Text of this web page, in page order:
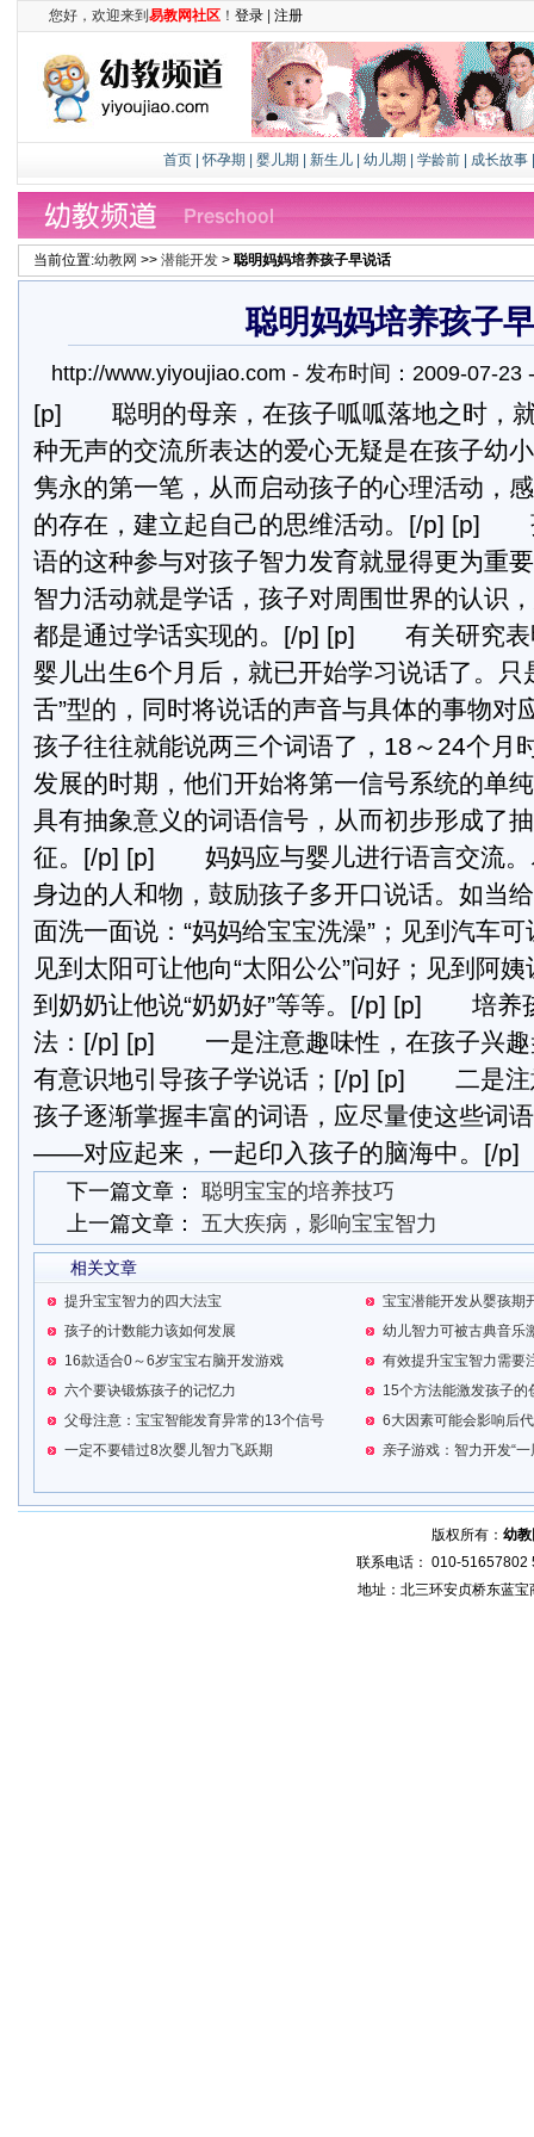
您好，欢迎来到 易教网社区 ！ 登录 注册
首页 |怀孕期 婴儿期 新生儿 幼儿期 学龄前 成长故事
当前位置:幼教网 >> 潜能开发 > 聪明妈妈培养孩子早说话
聪明妈妈培养孩子
http://www.yiyoujiao.com - 发布时间：2009-07-
[p] 聪明的母亲，在孩子呱呱落地之时，
种无声的交流所表达的爱心无疑是在孩子幼
隽永的第一笔，从而启动孩子的心理活动，
的存在，建立起自己的思维活动。[/p] [p]
语的这种参与对孩子智力发育就显得更为重
智力活动就是学话，孩子对周围世界的认识
都是通过学话实现的。[/p] [p] 有关研究表
婴儿出生6个月后，就已开始学习说话了。只
舌”型的，同时将说话的声音与具体的事物对
孩子往往就能说两三个词语了，18～24个月
发展的时期，他们开始将第一信号系统的单
具有抽象意义的词语信号，从而初步形成了
征。[/p] [p] 妈妈应与婴儿进行语言交流。
身边的人和物，鼓励孩子多开口说话。如当
面洗一面说：“妈妈给宝宝洗澡”；见到汽车
见到太阳可让他向“太阳公公”问好；见到阿姨
到奶奶让他说“奶奶好”等等。[/p] [p] 培养
法：[/p] [p] 一是注意趣味性，在孩子兴趣
有意识地引导孩子学说话；[/p] [p] 二是注
孩子逐渐掌握丰富的词语，应尽量使这些词
——对应起来，一起印入孩子的脑海中。[/p]
下一篇文章： 聪明宝宝的培养技巧
上一篇文章： 五大疾病，影响宝宝智力
相关文章
提升宝宝智力的四大法宝
宝宝潜能开发从婴孩期
孩子的计数能力该如何发展
幼儿智力可被古典音乐
16款适合0～6岁宝宝右脑开发游戏
有效提升宝宝智力需要
六个要诀锻炼孩子的记忆力
15个方法能激发孩子的
父母注意：宝宝智能发育异常的13个信号
6大因素可能会影响后
一定不要错过8次婴儿智力飞跃期
亲子游戏：智力开发“一
版权所有： 幼教
联系电话： 010-
地址：北三环安贞桥东蓝